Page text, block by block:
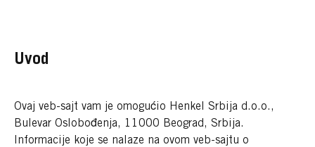
Uvod
Ovaj veb-sajt vam je omogućio Henkel Srbija d.o.o.,
Bulevar Oslobođenja, 11000 Beograd, Srbija.
Informacije koje se nalaze na ovom veb-sajtu o